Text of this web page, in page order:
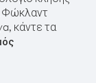
Φώκλαντ
κάντε τα